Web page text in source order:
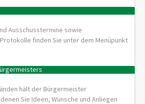
Ausschusstermine sowie
finden Sie unter dem Menüpunkt
hält der Bürgermeister
Sie Ideen, Wünsche und Anliegen